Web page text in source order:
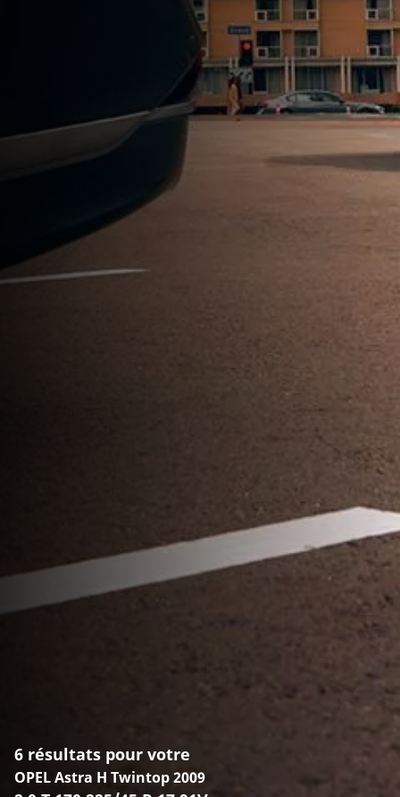
6 résultats pour votre
OPEL Astra H Twintop 2009